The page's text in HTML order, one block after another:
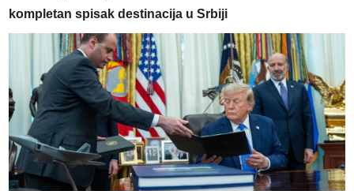
kompletan spisak destinacija u Srbiji